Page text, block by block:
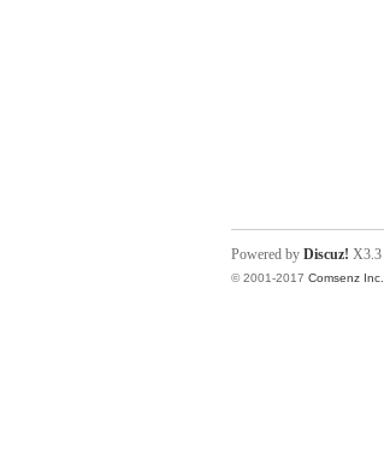
Powered by Discuz! X3.3
© 2001-2017 Comsenz Inc.